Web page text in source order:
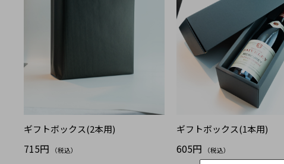
ギフトボックス(2本用)
715円 （税込）
ギフトボックス(1本用)
605円 （税込）